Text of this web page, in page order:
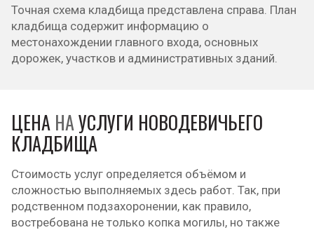
Точная схема кладбища представлена справа. План
кладбища содержит информацию о
местонахождении главного входа, основных
дорожек, участков и административных зданий.
ЦЕНА НАУСЛУГИ НОВОДЕВИЧЬЕГО
КЛАДБИЩА
Стоимость услуг определяется объёмом и
сложностью выполняемых здесь работ. Так, при
родственном подзахоронении, как правило,
востребована не только копка могилы, но также